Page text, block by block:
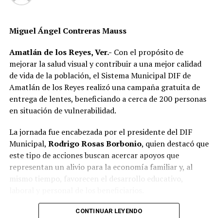
advierten que ello no significa mantenerlas
La Ley de Protección a los Animales para el Estado de
Veracruz tiene como objetivo garantizar el bienestar, el
trato digno y evitar el maltrato y la crueldad hacia los
animales.
diversos actos de maltrato y crueldad, por lo que
mantener a un perro atado de forma permanente, sin
condiciones adecuadas de bienestar, podría dar lugar a
responsabilidades conforme a la legislación aplicable.
enfocarse en exigir la tenencia responsable de mascotas
—mantenerlas dentro de los domicilios o bajo control de
Miguel Ángel Contreras Mauss
Amatlán de los Reyes, Ver.- Con el propósito de
mejorar la salud visual y contribuir a una mejor calidad
de vida de la población, el Sistema Municipal DIF de
Amatlán de los Reyes realizó una campaña gratuita de
entrega de lentes, beneficiando a cerca de 200 personas
en situación de vulnerabilidad.
La jornada fue encabezada por el presidente del DIF
Municipal, Rodrigo Rosas Borbonio, quien destacó que
este tipo de acciones buscan acercar apoyos que
representan un alivio para la economía familiar y, al
mismo tiempo, favorecen el desarrollo educativo,
Durante la campaña fueron atendidas niñas, niños,
CONTINUAR LEYENDO